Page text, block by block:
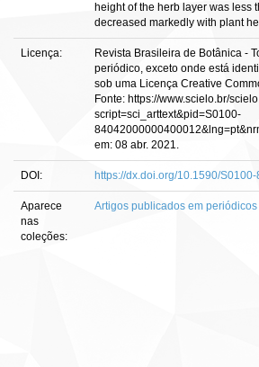
height of the herb layer was less
decreased markedly with plant
Licença:
Revista Brasileira de Botânica -
periódico, exceto onde está
sob uma Licença Creative
Fonte: https://www.scielo.br/
script=sci_arttext&pid=S0100-
em: 08 abr. 2021.
DOI: https://dx.doi.org/10.1590/
Aparece
nas
coleções:
Artigos publicados em